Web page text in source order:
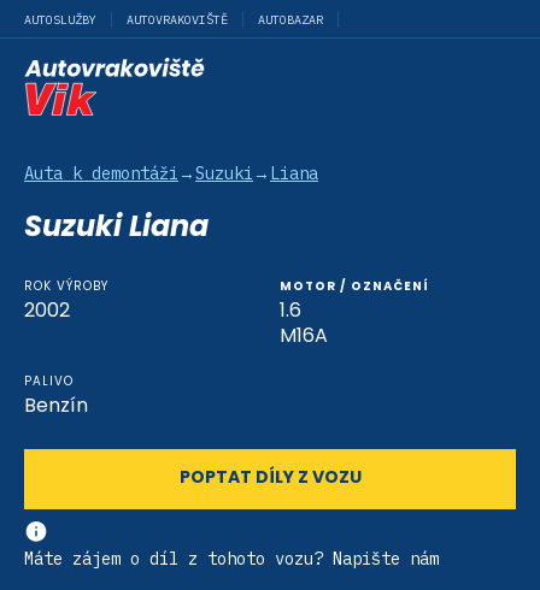
AUTOSLUŽBY AUTOVRAKOVIŠTĚ AUTOBAZAR
Auta k demontáži →Suzuki → Liana
Suzuki Liana
ROK VÝROBY
2002
MOTOR / OZNAČENÍ
1.6
M16A
PALIVO
Benzín
POPTAT DÍLY Z VOZU
Máte zájem o díl z tohoto vozu? Napište nám